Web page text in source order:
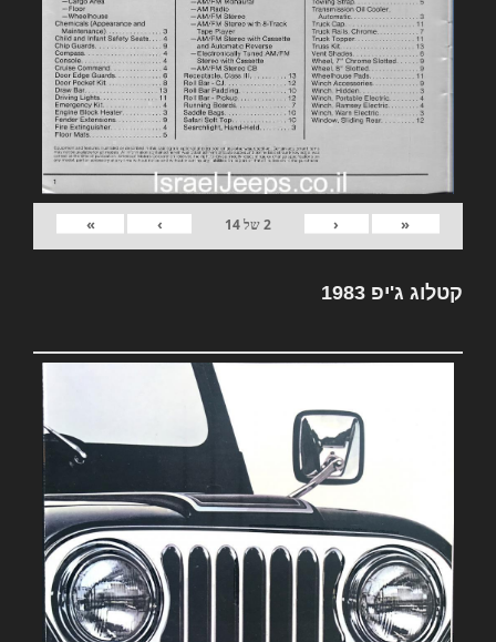
«
‹
2של14
›
»
קטלוג ג'יפ 1983